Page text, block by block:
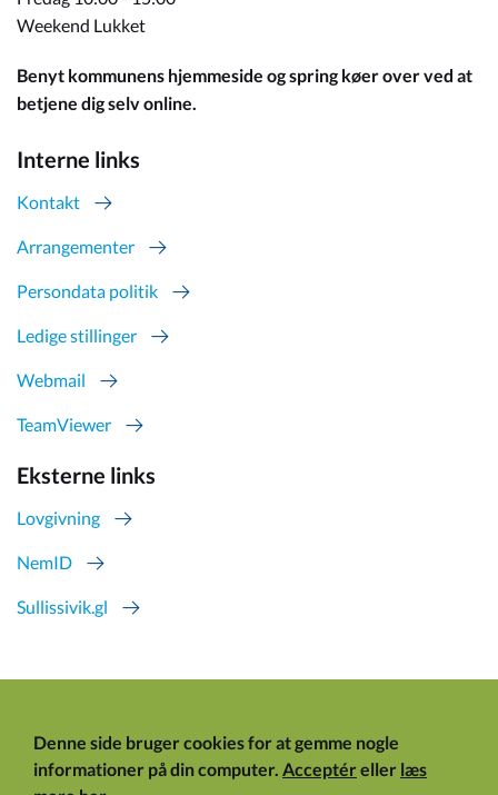
Weekend Lukket
Benyt kommunens hjemmeside og spring køer over ved at
betjene dig selv online.
Interne links
Kontakt
Arrangementer
Persondata politik
Ledige stillinger
Webmail
TeamViewer
Eksterne links
Lovgivning
NemID
Sullissivik.gl
Denne side bruger cookies for at gemme nogle
informationer på din computer. Acceptéreller læs